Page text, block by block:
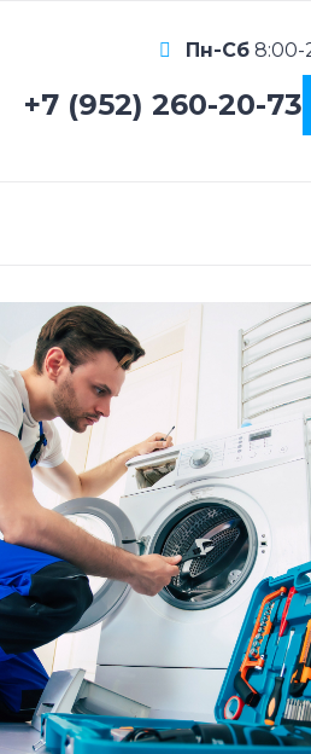
Пн-Сб 8:00-
+7 (952) 260-20-73